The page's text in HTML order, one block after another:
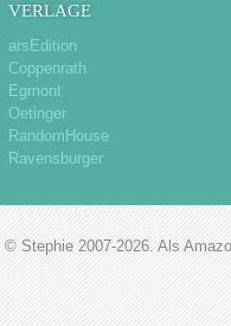
VERLAGE
arsEdition
Coppenrath
Egmont
Oetinger
RandomHouse
Ravensburger
© Stephie 2007-2026. Als